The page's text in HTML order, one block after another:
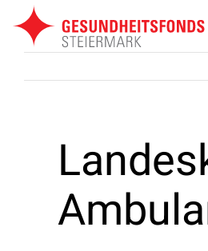
Inhalt
springen